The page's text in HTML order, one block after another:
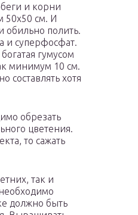
и корни
50х50 см. И
обильно полить.
и суперфосфат.
гумусом
минимум 10 см.
составлять хотя
обрезать
цветения.
то сажать
так и
должно быть